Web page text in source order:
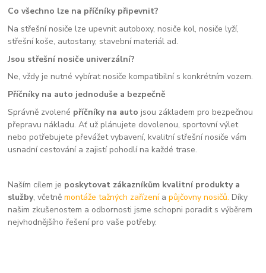
Co všechno lze na příčníky připevnit?
Na střešní nosiče lze upevnit autoboxy, nosiče kol, nosiče lyží,
střešní koše, autostany, stavební materiál ad.
Jsou střešní nosiče univerzální?
Ne, vždy je nutné vybírat nosiče kompatibilní s konkrétním vozem.
Příčníky na auto jednoduše a bezpečně
Správně zvolené příčníky na auto jsou základem pro bezpečnou
přepravu nákladu. Ať už plánujete dovolenou, sportovní výlet
nebo potřebujete převážet vybavení, kvalitní střešní nosiče vám
usnadní cestování a zajistí pohodlí na každé trase.
Naším cílem je poskytovat zákazníkům kvalitní produkty a
služby, včetněmontáže tažných zařízení apůjčovny nosičů. Díky
našim zkušenostem a odbornosti jsme schopni poradit s výběrem
nejvhodnějšího řešení pro vaše potřeby.